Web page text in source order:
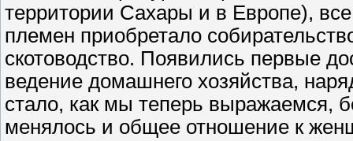
территории Сахары и в Европе),
племен приобретало
скотоводство. Появились первые
ведение домашнего хозяйства,
стало, как мы теперь выражаемся,
менялось и общее отношение к